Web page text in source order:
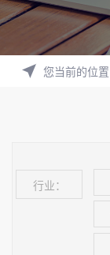
您当前的位置
行业：